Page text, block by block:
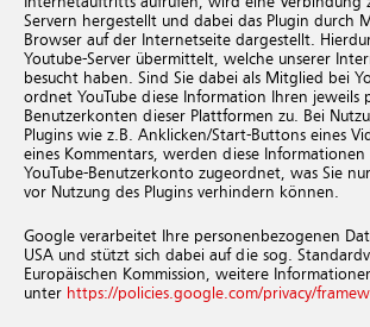
Servern hergestellt und dabei das Plugin durch
Browser auf der Internetseite dargestellt.
Youtube-Server übermittelt, welche unserer
besucht haben. Sind Sie dabei als Mitglied bei
ordnet YouTube diese Information Ihren jeweils
Benutzerkonten dieser Plattformen zu. Bei
Plugins wie z.B. Anklicken/Start-Buttons eines
eines Kommentars, werden diese Informationen
YouTube-Benutzerkonto zugeordnet, was Sie
vor Nutzung des Plugins verhindern können.
Google verarbeitet Ihre personenbezogenen
USA und stützt sich dabei auf die sog.
Europäischen Kommission, weitere
unter https://policies.google.com/privacy/